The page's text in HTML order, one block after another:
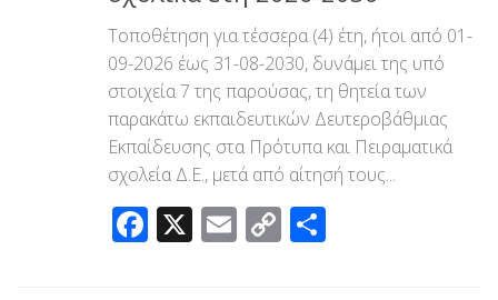
Τοποθέτηση για τέσσερα (4) έτη, ήτοι από 01-
09-2026 έως 31-08-2030, δυνάμει της υπό
στοιχεία 7 της παρούσας, τη θητεία των
παρακάτω εκπαιδευτικών Δευτεροβάθμιας
Εκπαίδευσης στα Πρότυπα και Πειραματικά
σχολεία Δ.Ε., μετά από αίτησή τους...
Facebook
X Email
Copy